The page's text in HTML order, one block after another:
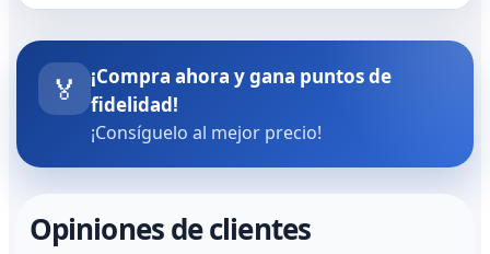
🏅
¡Compra ahora y gana puntos de
fidelidad!
¡Consíguelo al mejor precio!
Opiniones de clientes